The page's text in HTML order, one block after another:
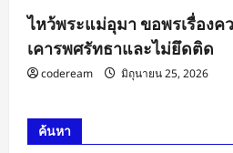
ไหว้พระแม่อุมา ขอพรเรื่องค
เคารพศรัทธาและไม่ยึดติด
codeream มิถุนายน 25, 2026
ค้นหา